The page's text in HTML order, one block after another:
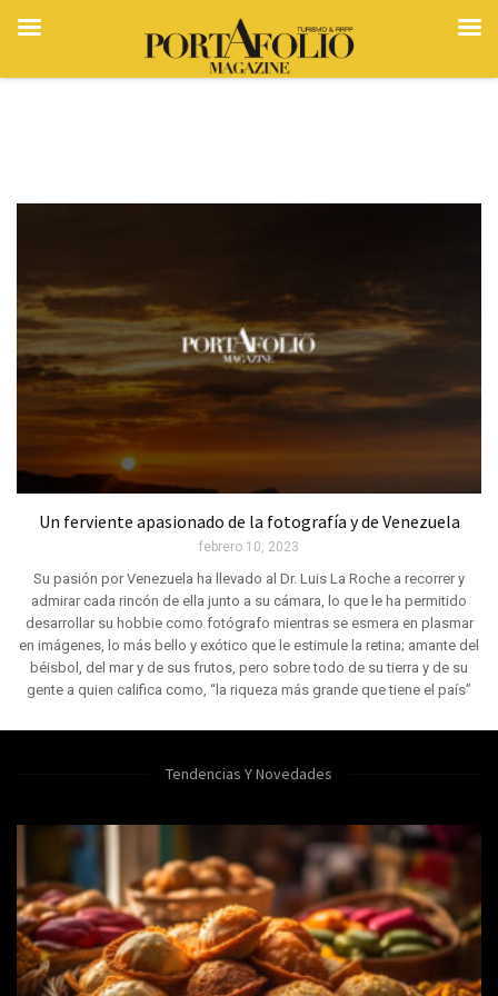
Un ferviente apasionado de la fotografía y de Venezuela
febrero 10, 2023
Su pasión por Venezuela ha llevado al Dr. Luis La Roche a recorrer y
admirar cada rincón de ella junto a su cámara, lo que le ha permitido
desarrollar su hobbie como fotógrafo mientras se esmera en plasmar
en imágenes, lo más bello y exótico que le estimule la retina; amante del
béisbol, del mar y de sus frutos, pero sobre todo de su tierra y de su
gente a quien califica como, “la riqueza más grande que tiene el país”
Tendencias Y Novedades